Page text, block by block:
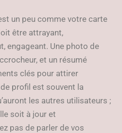
un peu comme votre carte
être attrayant,
engageant. Une photo de
et un résumé
clés pour attirer
profil est souvent la
les autres utilisateurs ;
soit à jour et
pas de parler de vos